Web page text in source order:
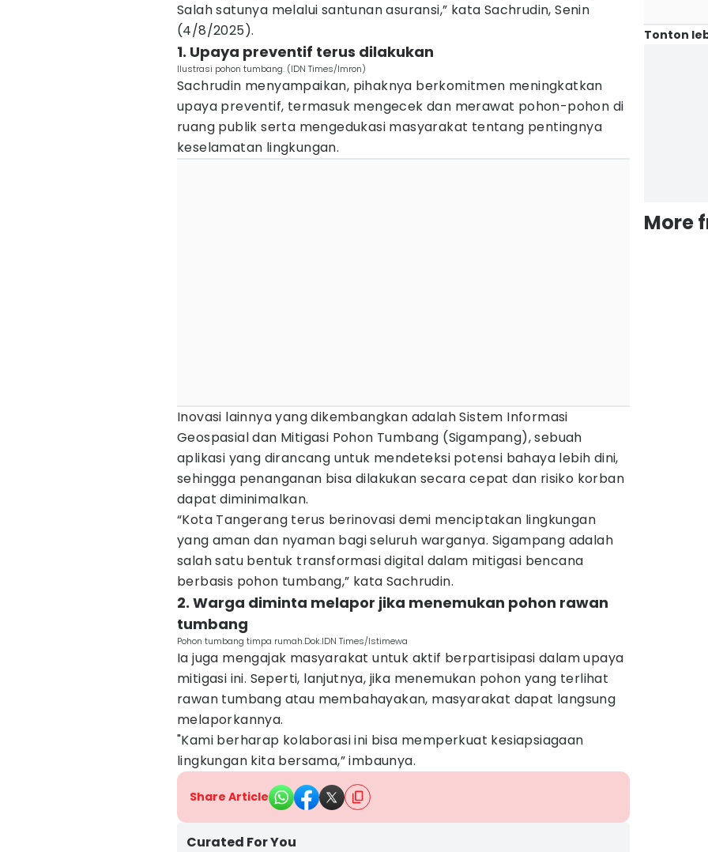
Salah satunya melalui santunan asuransi,” kata Sachrudin, Senin
(4/8/2025).
1. Upaya preventif terus dilakukan
Ilustrasi pohon tumbang. (IDN Times/Imron)
Sachrudin menyampaikan, pihaknya berkomitmen meningkatkan
upaya preventif, termasuk mengecek dan merawat pohon-pohon di
ruang publik serta mengedukasi masyarakat tentang pentingnya
keselamatan lingkungan.
Inovasi lainnya yang dikembangkan adalah Sistem Informasi
Geospasial dan Mitigasi Pohon Tumbang (Sigampang), sebuah
aplikasi yang dirancang untuk mendeteksi potensi bahaya lebih dini,
sehingga penanganan bisa dilakukan secara cepat dan risiko korban
dapat diminimalkan.
“Kota Tangerang terus berinovasi demi menciptakan lingkungan
yang aman dan nyaman bagi seluruh warganya. Sigampang adalah
salah satu bentuk transformasi digital dalam mitigasi bencana
berbasis pohon tumbang,” kata Sachrudin.
2. Warga diminta melapor jika menemukan pohon rawan
tumbang
Pohon tumbang timpa rumah.Dok.IDN Times/Istimewa
Ia juga mengajak masyarakat untuk aktif berpartisipasi dalam upaya
mitigasi ini. Seperti, lanjutnya, jika menemukan pohon yang terlihat
rawan tumbang atau membahayakan, masyarakat dapat langsung
melaporkannya.
"Kami berharap kolaborasi ini bisa memperkuat kesiapsiagaan
lingkungan kita bersama,” imbaunya.
Share Article
Curated For You
Tonton
More